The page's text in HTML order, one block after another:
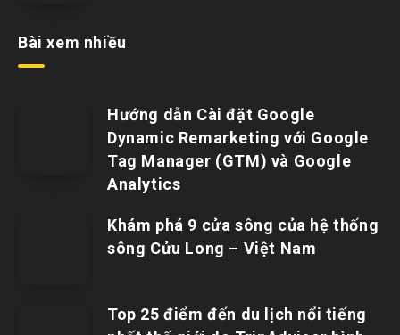
Bài xem nhiều
Hướng dẫn Cài đặt Google
Dynamic Remarketing với Google
Tag Manager (GTM) và Google
Analytics
Khám phá 9 cửa sông của hệ thống
sông Cửu Long – Việt Nam
Top 25 điểm đến du lịch nổi tiếng